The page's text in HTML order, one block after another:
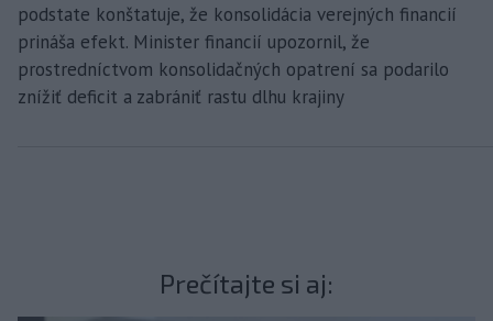
podstate konštatuje, že konsolidácia verejných financií
prináša efekt. Minister financií upozornil, že
prostredníctvom konsolidačných opatrení sa podarilo
znížiť deficit a zabrániť rastu dlhu krajiny
Prečítajte si aj: